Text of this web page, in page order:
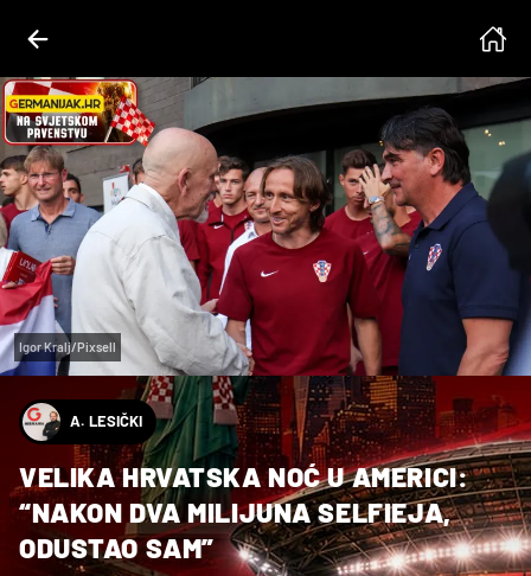
Igor Kralj/Pixsell
A. LESIČKI
VELIKA HRVATSKA NOĆ U AMERICI:
“NAKON DVA MILIJUNA SELFIEJA,
ODUSTAO SAM”